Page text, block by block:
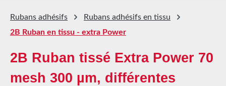
Rubans adhésifs
Rubans adhésifs en tissu
2B Ruban en tissu - extra Power
2B Ruban tissé Extra Power 70
mesh 300 µm, différentes